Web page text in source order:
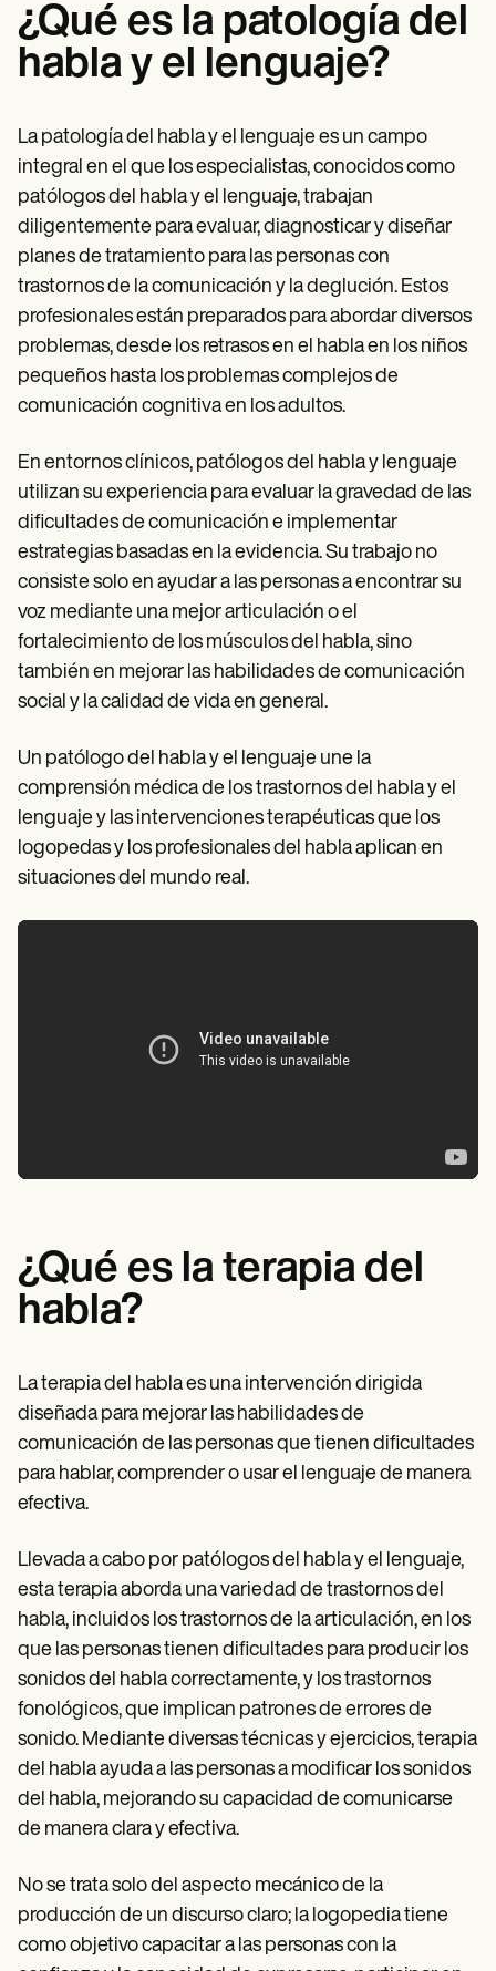
¿Qué es la patología del
habla y el lenguaje?
La patología del habla y el lenguaje es un campo
integral en el que los especialistas, conocidos como
patólogos del habla y el lenguaje, trabajan
diligentemente para evaluar, diagnosticar y diseñar
planes de tratamiento para las personas con
trastornos de la comunicación y la deglución. Estos
profesionales están preparados para abordar diversos
problemas, desde los retrasos en el habla en los niños
pequeños hasta los problemas complejos de
comunicación cognitiva en los adultos.
En entornos clínicos, patólogos del habla y lenguaje
utilizan su experiencia para evaluar la gravedad de las
dificultades de comunicación e implementar
estrategias basadas en la evidencia. Su trabajo no
consiste solo en ayudar a las personas a encontrar su
voz mediante una mejor articulación o el
fortalecimiento de los músculos del habla, sino
también en mejorar las habilidades de comunicación
social y la calidad de vida en general.
Un patólogo del habla y el lenguaje une la
comprensión médica de los trastornos del habla y el
lenguaje y las intervenciones terapéuticas que los
logopedas y los profesionales del habla aplican en
situaciones del mundo real.
¿Qué es la terapia del
habla?
La terapia del habla es una intervención dirigida
diseñada para mejorar las habilidades de
comunicación de las personas que tienen dificultades
para hablar, comprender o usar el lenguaje de manera
efectiva.
Llevada a cabo por patólogos del habla y el lenguaje,
esta terapia aborda una variedad de trastornos del
habla, incluidos los trastornos de la articulación, en los
que las personas tienen dificultades para producir los
sonidos del habla correctamente, y los trastornos
fonológicos, que implican patrones de errores de
sonido. Mediante diversas técnicas y ejercicios, terapia
del habla ayuda a las personas a modificar los sonidos
del habla, mejorando su capacidad de comunicarse
de manera clara y efectiva.
No se trata solo del aspecto mecánico de la
producción de un discurso claro; la logopedia tiene
como objetivo capacitar a las personas con la